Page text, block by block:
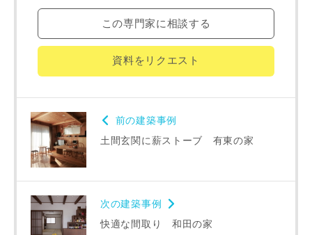
この専門家に相談する
資料をリクエスト
前の建築事例
土間玄関に薪ストーブ 有東の家
次の建築事例
快適な間取り 和田の家
番地、建物名
建築予定地
専門家の都合により、資料の送付が遅くなったり、送付でき
ない場合があります。あらかじめご了承ください。